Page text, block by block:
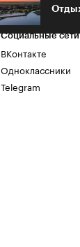
Социальные сети
ВКонтакте
Одноклассники
Telegram